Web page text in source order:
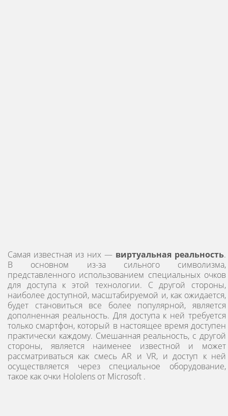
Самая известная из них — виртуальная реальность.
В основном из-за сильного символизма,
представленного использованием специальных очков
для доступа к этой технологии. С другой стороны,
наиболее доступной, масштабируемой и, как ожидается,
будет становиться все более популярной, является
дополненная реальность. Для доступа к ней требуется
только смартфон, который в настоящее время доступен
практически каждому. Смешанная реальность, с другой
стороны, является наименее известной и может
рассматриваться как смесь AR и VR, и доступ к ней
осуществляется через специальное оборудование,
такое как очки Hololens от Microsoft .